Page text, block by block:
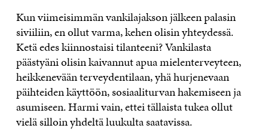
Kun viimeisimmän vankilajakson jälkeen palasin
siviiliin, en ollut varma, kehen olisin yhteydessä.
Ketä edes kiinnostaisi tilanteeni? Vankilasta
päästyäni olisin kaivannut apua mielenterveyteen,
heikkenevään terveydentilaan, yhä hurjenevaan
päihteiden käyttöön, sosiaaliturvan hakemiseen ja
asumiseen. Harmi vain, ettei tällaista tukea ollut
vielä silloin yhdeltä luukulta saatavissa.